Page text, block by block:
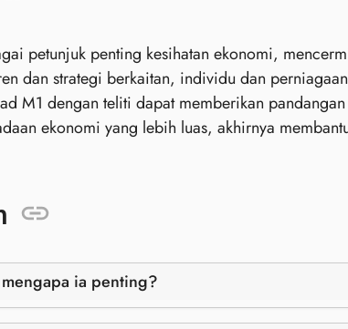
petunjuk penting kesihatan ekonomi,
dan strategi berkaitan, individu dan
M1 dengan teliti dapat memberikan
ekonomi yang lebih luas, akhirnya
ia penting?